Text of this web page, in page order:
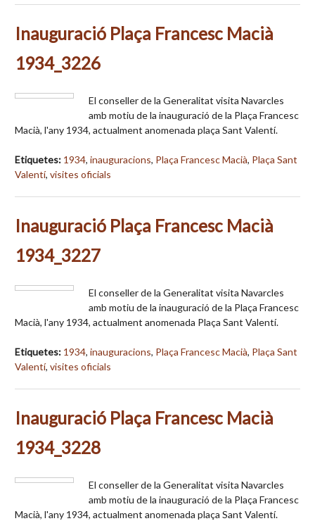
Inauguració Plaça Francesc Macià
1934_3226
El conseller de la Generalitat visita Navarcles
amb motiu de la inauguració de la Plaça Francesc
Macià, l'any 1934, actualment anomenada plaça Sant Valentí.
Etiquetes: 1934, inauguracions, Plaça Francesc Macià, Plaça Sant
Valentí, visites oficials
Inauguració Plaça Francesc Macià
1934_3227
El conseller de la Generalitat visita Navarcles
amb motiu de la inauguració de la Plaça Francesc
Macià, l'any 1934, actualment anomenada Plaça Sant Valentí.
Etiquetes: 1934, inauguracions, Plaça Francesc Macià, Plaça Sant
Valentí, visites oficials
Inauguració Plaça Francesc Macià
1934_3228
El conseller de la Generalitat visita Navarcles
amb motiu de la inauguració de la Plaça Francesc
Macià, l'any 1934, actualment anomenada plaça Sant Valentí.